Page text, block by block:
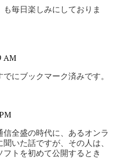
毎日楽しみにしておりま
AM
にブックマーク済みです。
全盛の時代に、あるオンラ
いた話ですが、その人は、
トを初めて公開するとき